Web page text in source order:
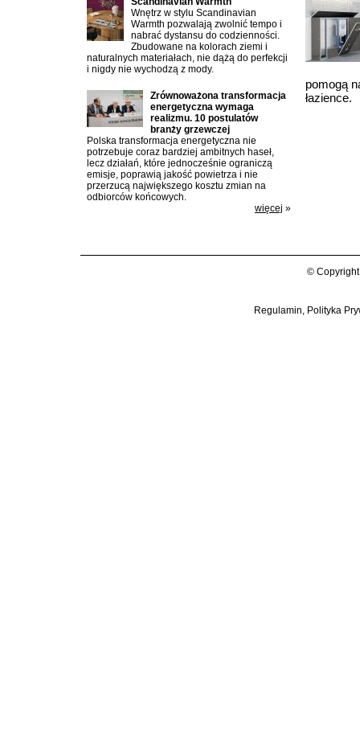
pomogą
łazience.
Wnętrz w stylu Scandinavian
Warmth pozwalają zwolnić tempo i
nabrać dystansu do codzienności.
Zbudowane na kolorach ziemi i
naturalnych materiałach, nie dążą do perfekcji
i nigdy nie wychodzą z mody.
Zrównoważona transformacja
energetyczna wymaga
realizmu. 10 postulatów
branży grzewczej
Polska transformacja energetyczna nie
potrzebuje coraz bardziej ambitnych haseł,
lecz działań, które jednocześnie ograniczą
emisje, poprawią jakość powietrza i nie
przerzucą największego kosztu zmian na
odbiorców końcowych.
więcej »
©
Regulamin, Polityka